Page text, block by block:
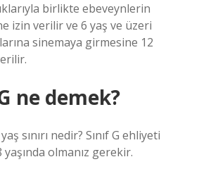
birlikte ebeveynlerin
izin verilir ve 6 yaş ve üzeri
sinemaya girmesine 12
ne demek?
sınırı nedir? Sınıf G ehliyeti
olmanız gerekir.